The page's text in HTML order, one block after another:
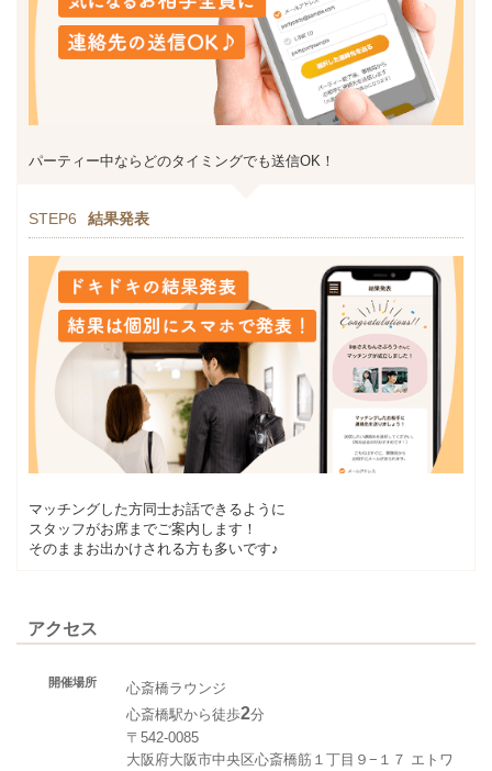
パーティー中ならどのタイミングでも送信OK！
STEP6 結果発表
マッチングした方同士お話できるように
スタッフがお席までご案内します！
そのままお出かけされる方も多いです♪
アクセス
開催場所
心斎橋ラウンジ
心斎橋駅から徒歩2分
〒542-0085
大阪府大阪市中央区心斎橋筋１丁目９−１７ エトワ